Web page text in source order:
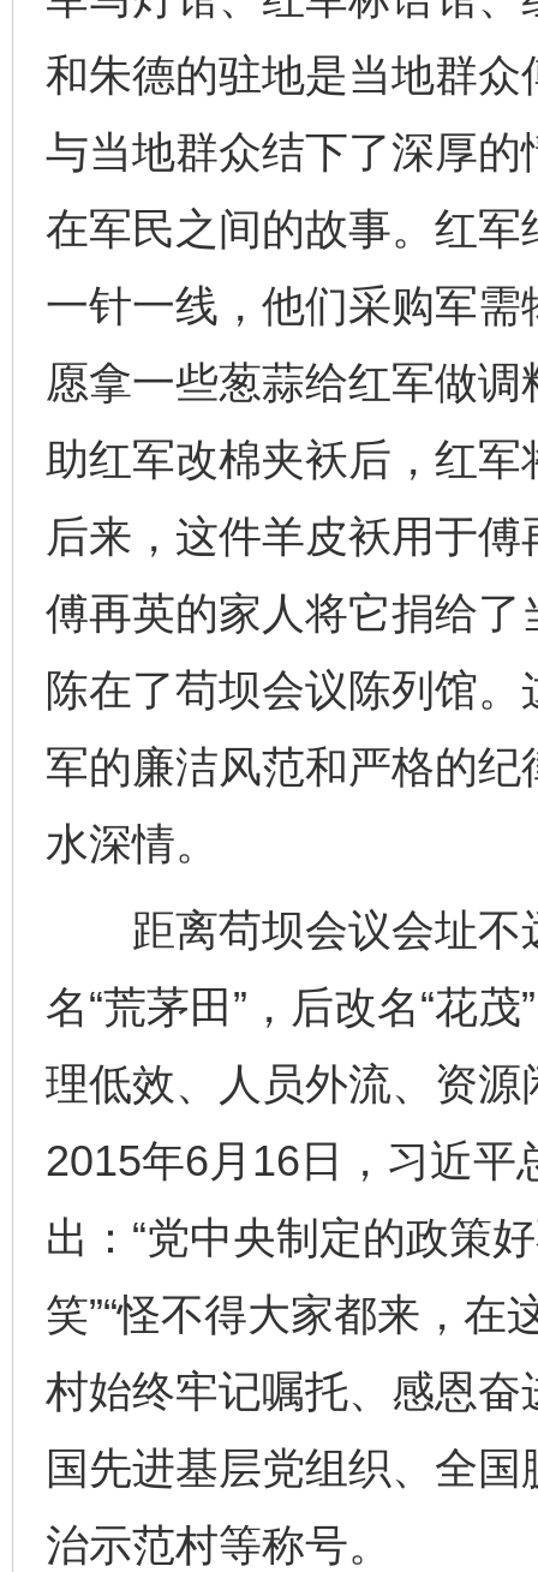
和朱德的驻地是当地群
与当地群众结下了深厚
在军民之间的故事。红
一针一线，他们采购军
愿拿一些葱蒜给红军做
助红军改棉夹袄后，红
后来，这件羊皮袄用于
傅再英的家人将它捐给
陈在了苟坝会议陈列馆
军的廉洁风范和严格的
水深情。
距离苟坝会议会址不
名“荒茅田”，后改名“花
理低效、人员外流、资
2015年6月16日，习近平
出：“党中央制定的政策
笑”“怪不得大家都来，在
村始终牢记嘱托、感恩
国先进基层党组织、全
治示范村等称号。